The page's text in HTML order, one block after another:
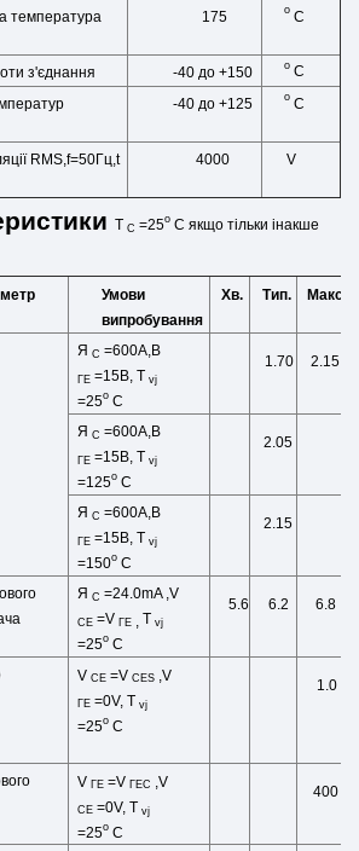
температура
175 o C
з'єднання -40 до +150 o C
-40 до +125 o C
RMS,f=50Гц,t
4000 V
T C =25o C якщо тільки інакше
Умови
випробування
Хв. Тип. Макс.
ЯC=600А,В
ГЕ=15В,Tvj
=25o C
1.70 2.15
ЯC=600А,В
ГЕ=15В,Tvj
=125o C
2.05
ЯC=600А,В
ГЕ=15В,Tvj
=150o C
2.15
ЯC=24.0mA ,V
СЕ=VГЕ Tvj
=25o C
5.6 6.2 6.8
VСЕ=VCES ,V
ГЕ=0V,Tvj
=25o C
1.0
VГЕ=VГЕС ,V
СЕ=0V,Tvj
=25o C
400